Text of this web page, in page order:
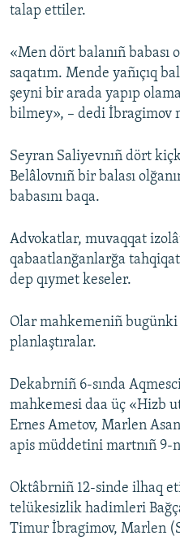
talap ettiler.
«Men dört balanıñ babası
saqatım. Mende yañıçıq
şeyni bir arada yapıp
bilmey», – dedi İbragimov
Seyran Saliyevnıñ dört
Belâlovnıñ bir balası
babasını baqa.
Advokatlar, muvaqqat
qabaatlanğanlarğa
dep qıymet keseler.
Olar mahkemeniñ bugünki
planlaştıralar.
Dekabrniñ 6-sında
mahkemesi daa üç «Hizb
Ernes Ametov, Marlen
apis müddetini martnıñ 9-
Oktâbrniñ 12-sinde ilhaq
telükesizlik hadimleri
Timur İbragimov, Marlen